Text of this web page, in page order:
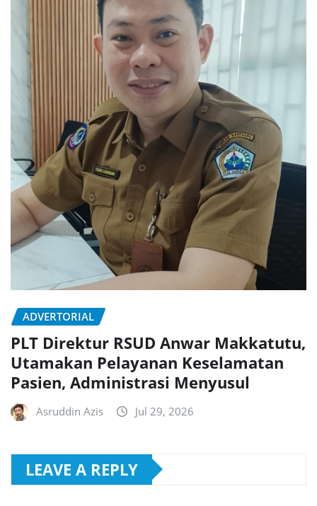
ADVERTORIAL
PLT Direktur RSUD Anwar Makkatutu,
Utamakan Pelayanan Keselamatan
Pasien, Administrasi Menyusul
Asruddin Azis Jul 29, 2026
LEAVE A REPLY